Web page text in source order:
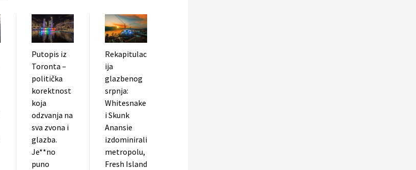
Putopis iz
Toronta –
politička
korektnost
koja
odzvanja na
sva zvona i
glazba.
Je**no
puno
Rekapitulac
ija
glazbenog
srpnja:
Whitesnake
i Skunk
Anansie
izdominirali
metropolu,
Fresh Island